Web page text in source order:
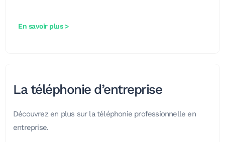
En savoir plus >
La téléphonie d’entreprise
Découvrez en plus sur la téléphonie professionnelle en
entreprise.